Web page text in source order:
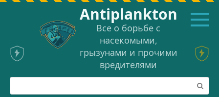
Перейти
Аntiplankton
Все о борьбе с
насекомыми,
грызунами и прочими
вредителями
Поиск: